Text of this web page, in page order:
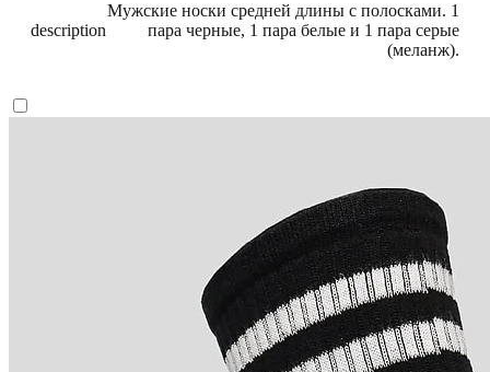
description
Мужские носки средней длины с полосками. 1
пара черные, 1 пара белые и 1 пара серые
(меланж).